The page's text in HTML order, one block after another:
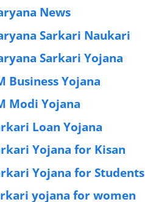
News
Sarkari Naukari
Sarkari Yojana
Business Yojana
Modi Yojana
Loan Yojana
Yojana for Kisan
Yojana for Students
yojana for women